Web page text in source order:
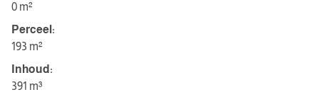
0 m²
Perceel:
193 m²
Inhoud:
391 m³